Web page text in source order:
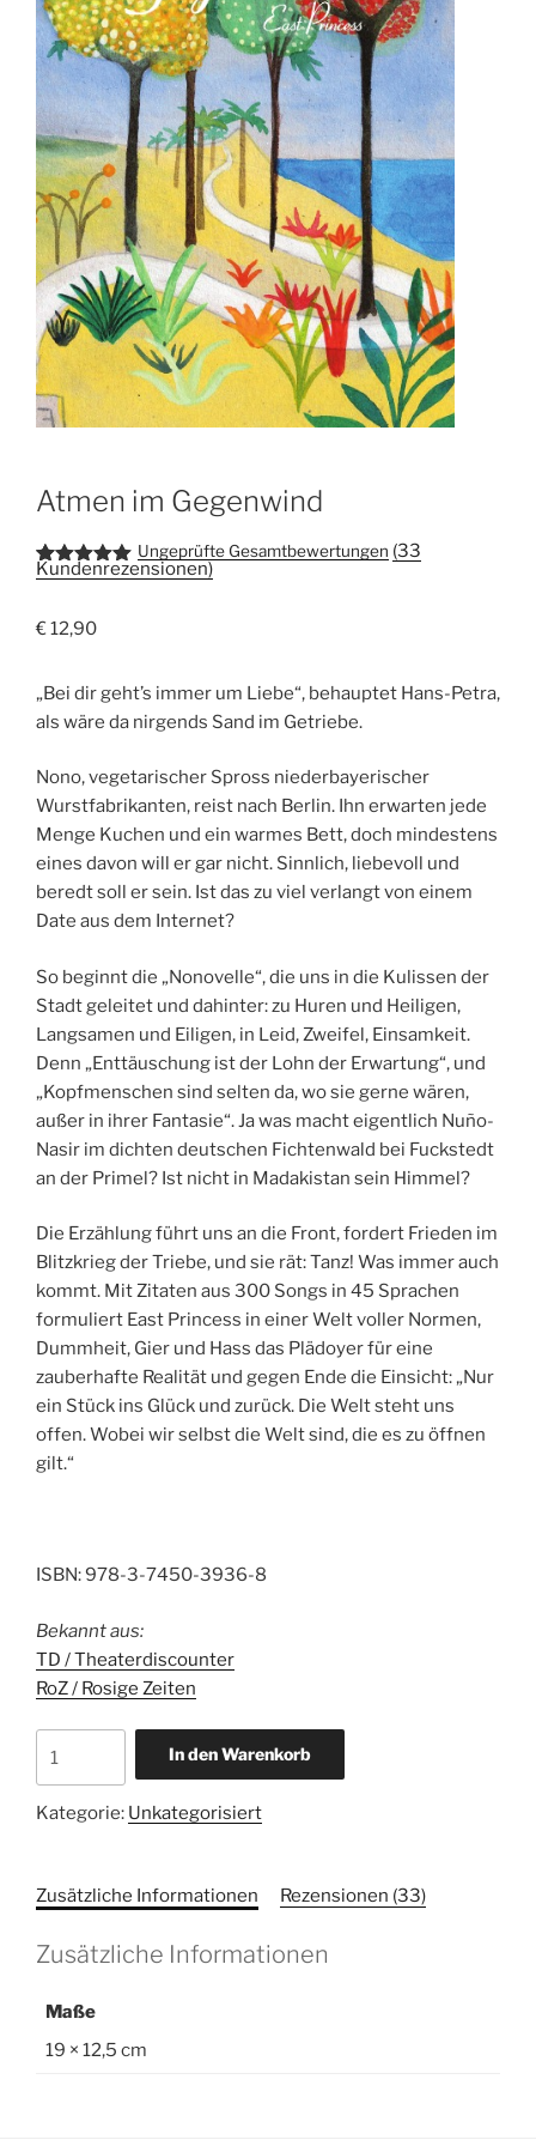
Atmen im Gegenwind
Bewertet
basierend
33
ertungen
Ungeprüfte Gesamtbewertungen (33
Kundenrezensionen)
€12,90
„Bei dir geht’s immer um Liebe“, behauptet Hans-Petra,
als wäre da nirgends Sand im Getriebe.
Nono, vegetarischer Spross niederbayerischer
Wurstfabrikanten, reist nach Berlin. Ihn erwarten jede
Menge Kuchen und ein warmes Bett, doch mindestens
eines davon will er gar nicht. Sinnlich, liebevoll und
beredt soll er sein. Ist das zu viel verlangt von einem
Date aus dem Internet?
So beginnt die „Nonovelle“, die uns in die Kulissen der
Stadt geleitet und dahinter: zu Huren und Heiligen,
Langsamen und Eiligen, in Leid, Zweifel, Einsamkeit.
Denn „Enttäuschung ist der Lohn der Erwartung“, und
„Kopfmenschen sind selten da, wo sie gerne wären,
außer in ihrer Fantasie“. Ja was macht eigentlich Nuño-
Nasir im dichten deutschen Fichtenwald bei Fuckstedt
an der Primel? Ist nicht in Madakistan sein Himmel?
Die Erzählung führt uns an die Front, fordert Frieden im
Blitzkrieg der Triebe, und sie rät: Tanz! Was immer auch
kommt. Mit Zitaten aus 300 Songs in 45 Sprachen
formuliert East Princess in einer Welt voller Normen,
Dummheit, Gier und Hass das Plädoyer für eine
zauberhafte Realität und gegen Ende die Einsicht: „Nur
ein Stück ins Glück und zurück. Die Welt steht uns
offen. Wobei wir selbst die Welt sind, die es zu öffnen
gilt.“
ISBN: 978-3-7450-3936-8
Bekannt aus:
TD / Theaterdiscounter
RoZ / Rosige Zeiten
im
Gegenwind
Menge
In den Warenkorb
Kategorie: Unkategorisiert
Zusätzliche Informationen Rezensionen (33)
Zusätzliche Informationen
Maße
19 × 12,5 cm